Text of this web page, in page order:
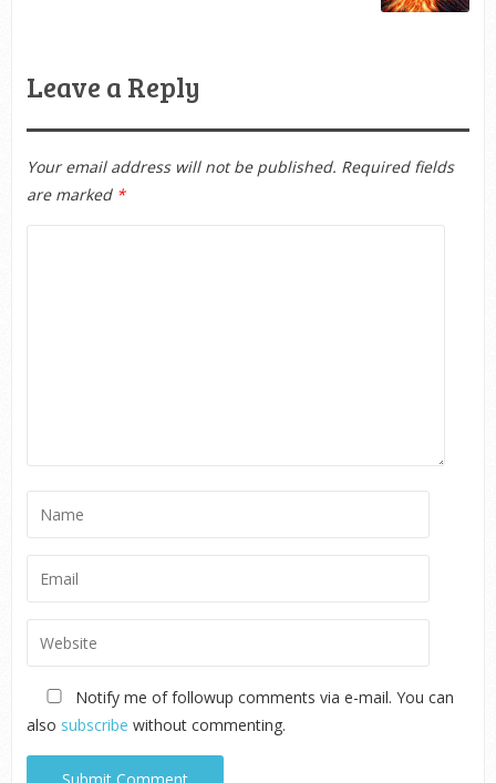
Leave a Reply
Your email address will not be published. Required fields
are marked *
Notify me of followup comments via e-mail. You can
also subscribe without commenting.